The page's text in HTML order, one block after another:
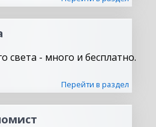
света - много и бесплатно.
Перейти в раздел